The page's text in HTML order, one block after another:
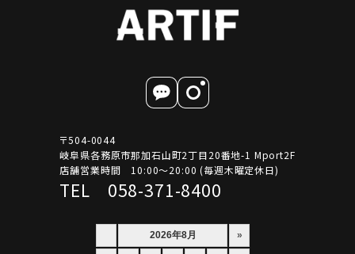
〒504-0044
岐阜県各務原市那加石山町2丁目20番地-1 Mport2F
店舗営業時間 10:00～20:00 (毎週木曜定休日)
TEL 058-371-8400